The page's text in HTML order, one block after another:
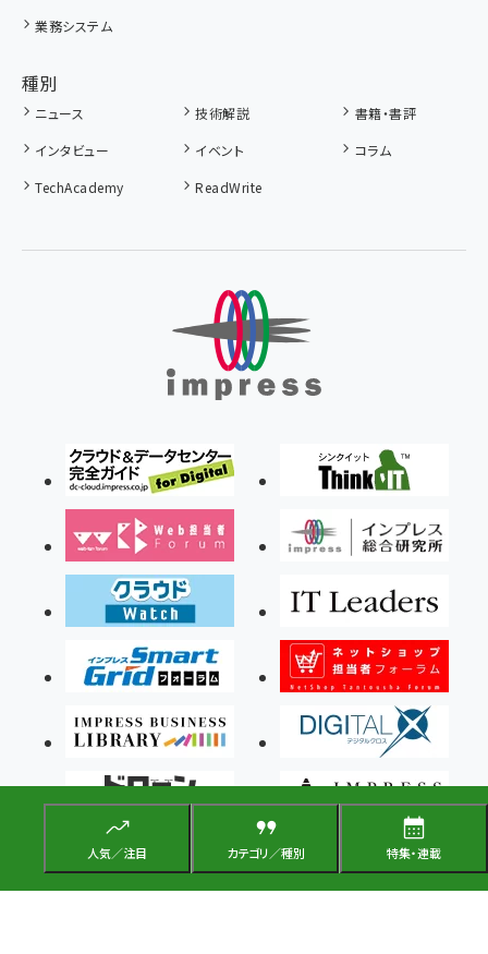
人気／注目 カテゴリ／種別 特集・連載
業務システム
種別
ニュース 技術解説
書籍・書評
インタビュー
イベント
コラム
TechAcademy
ReadWrite